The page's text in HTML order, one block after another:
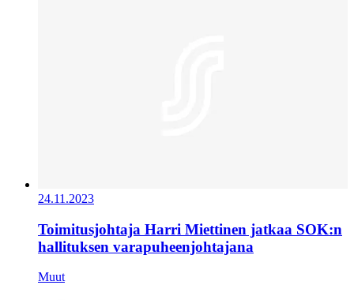
24.11.2023
Toimitusjohtaja Harri Miettinen jatkaa SOK:n
hallituksen varapuheenjohtajana
Muut